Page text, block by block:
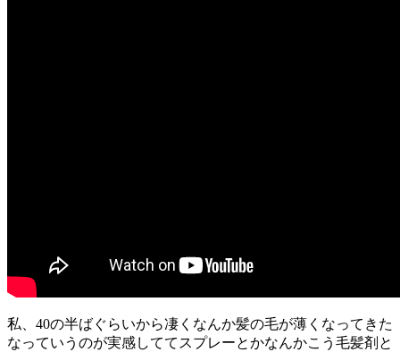
私、40の半ばぐらいから凄くなんか髪の毛が薄くなってきた
なっていうのが実感しててスプレーとかなんかこう毛髪剤と